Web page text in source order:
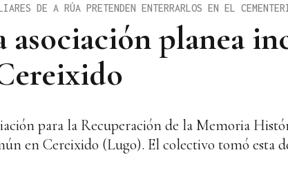
asociación planea
DE A RÚA PRETENDEN ENTERRARLOS EN EL
para la Recuperación de la Memoria
en Cereixido (Lugo). El colectivo tomó esta